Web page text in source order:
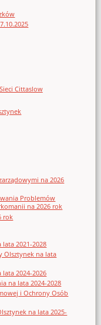
Cittaslow
na 2026
Problemów
na 2026 rok
rok
2021-2028
Olsztynek na lata
2024-2026
na lata 2024-2028
i Ochrony Osób
na lata 2025-